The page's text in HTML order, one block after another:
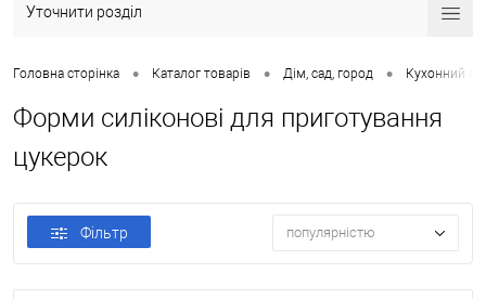
Уточнити розділ
Головна сторінка • Каталог товарів • Дім, сад, город • Кухонний
Форми силіконові для приготування
цукерок
Фільтр популярністю